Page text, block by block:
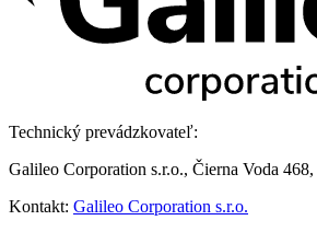
Technický prevádzkovateľ:
Galileo Corporation s.r.o., Čierna Voda
Kontakt: Galileo Corporation s.r.o.